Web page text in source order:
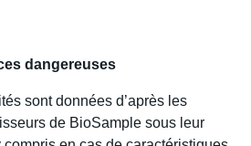
dangereuses
sont données d’après les
de BioSample sous leur